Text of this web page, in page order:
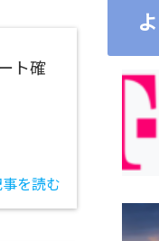
ト確
事を読む